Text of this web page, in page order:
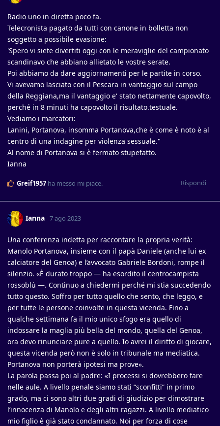
Radio uno in diretta poco fa.
Telecronista pagato da tutti con canone in bolletta non
soggetto a possibile evasione:
'Spero vi siete divertiti oggi con le meraviglie del campionato
scandinavo che abbiano allietato le vostre serate.
Poi abbiamo da dare aggiornamenti per le partite in corso.
Vi avevamo lasciato con il Pescara in vantaggio sul campo
della Reggiana,ma il vantaggio e' stato nettamente capovolto,
perché in 8 minuti ha capovolto il risultato.testuale.
Vediamo i marcatori:
Lanini, Portanova, insomma Portanova,che è come è noto è al
centro di una indagine per violenza sessuale."
Al nome di Portanova si è fermato stupefatto.
Ianna
Rispondi
Greif1957 ha messo mi piace.
Ianna 7 ago 2023
Una conferenza indetta per raccontare la propria verità:
Manolo Portanova, insieme con il papà Daniele (anche lui ex
calciatore del Genoa) e l’avvocato Gabriele Bordoni, rompe il
silenzio. «È durato troppo — ha esordito il centrocampista
rossoblù —. Continuo a chiedermi perché mi stia succedendo
tutto questo. Soffro per tutto quello che sento, che leggo, e
per tutte le persone coinvolte in questa vicenda. Fino a
qualche settimana fa il mio unico sfogo era quello di
indossare la maglia più bella del mondo, quella del Genoa,
ora devo rinunciare pure a quello. Io avrei il diritto di giocare,
questa vicenda però non è solo in tribunale ma mediatica.
Portanova non porterà ipotesi ma prove».
La parola passa poi al padre: «I processi si dovrebbero fare
nelle aule. A livello penale siamo stati “sconfitti” in primo
grado, ma ci sono altri due gradi di giudizio per dimostrare
l’innocenza di Manolo e degli altri ragazzi. A livello mediatico
mio figlio è già stato condannato. Noi per forza di cose